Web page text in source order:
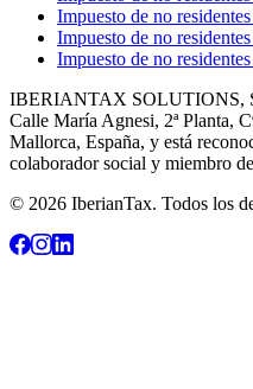
Impuesto de no
Impuesto de no
Impuesto de no residentes
IBERIANTAX SOLUTIONS,
Calle María Agnesi, 2ª Planta,
Mallorca, España, y está
colaborador social y miembro
© 2026 IberianTax. Todos los